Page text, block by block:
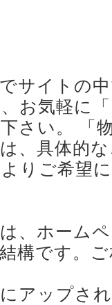
サイトの
お気軽に
さい。 「
、具体的
りご希望
、ホーム
構です。
アップさ